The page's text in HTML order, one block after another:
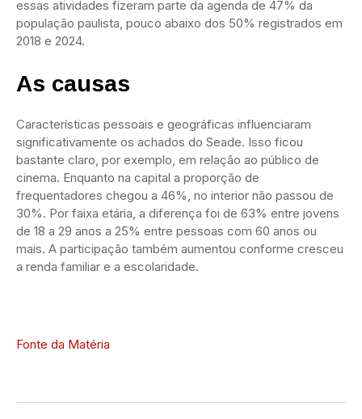
essas atividades fizeram parte da agenda de 47% da
população paulista, pouco abaixo dos 50% registrados em
2018 e 2024.
As causas
Características pessoais e geográficas influenciaram
significativamente os achados do Seade. Isso ficou
bastante claro, por exemplo, em relação ao público de
cinema. Enquanto na capital a proporção de
frequentadores chegou a 46%, no interior não passou de
30%. Por faixa etária, a diferença foi de 63% entre jovens
de 18 a 29 anos a 25% entre pessoas com 60 anos ou
mais. A participação também aumentou conforme cresceu
a renda familiar e a escolaridade.
Fonte da Matéria